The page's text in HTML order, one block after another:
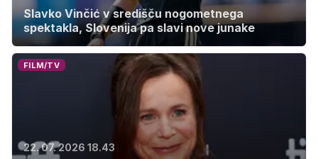
Slavko Vinčić v središču nogometnega
spektakla, Slovenija pa slavi nove junake
FILM/TV
22. 07. 2026 18.43